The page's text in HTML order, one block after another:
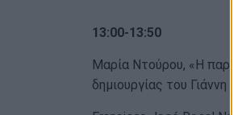
13:00-13:50
Μαρία Ντούρου, «Η
δημιουργίας του Γιάννη